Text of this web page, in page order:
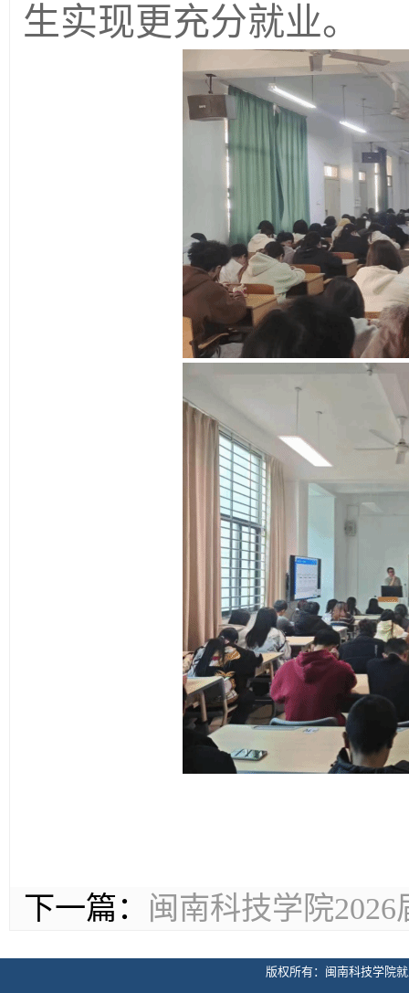
生实现更充分就业。
下一篇： 闽南科技学院
版权所有：闽南科技学院